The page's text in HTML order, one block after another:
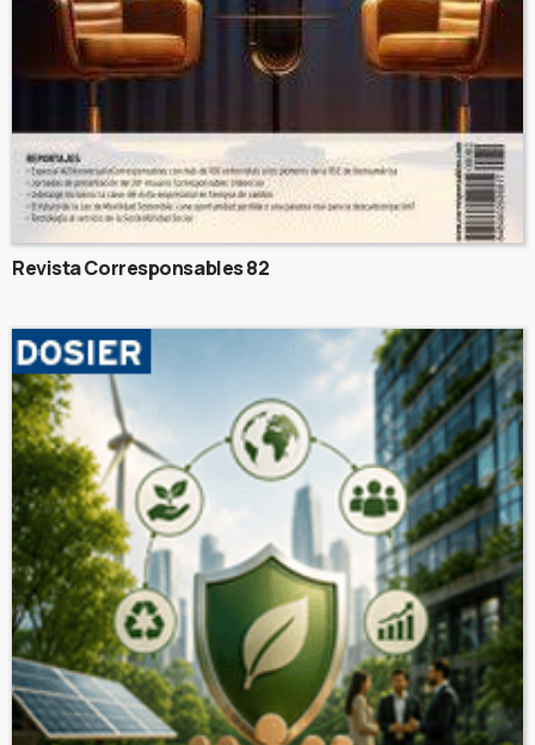
Revista Corresponsables 82